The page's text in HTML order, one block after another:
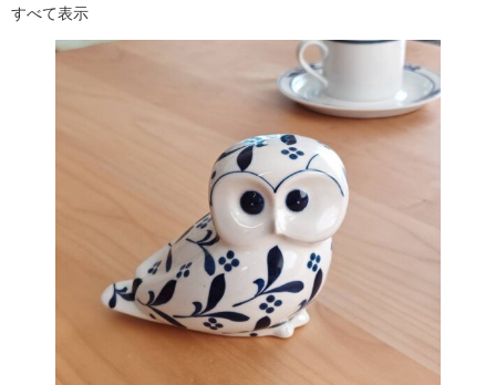
すべて表示